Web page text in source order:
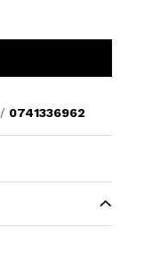
/ 0741336962